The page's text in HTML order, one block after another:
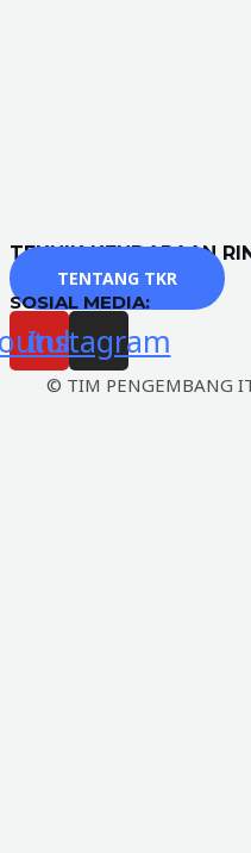
TEKNIK KENDARAAN
TENTANG TKR
SOSIAL MEDIA:
Instagram
© TIM PENGEMBANG